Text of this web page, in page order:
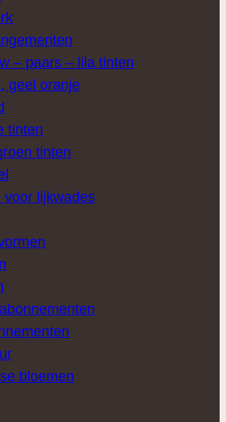
– paars – lila tinten
geel oranje
tinten
tinten
voor lijkwades
bloemen